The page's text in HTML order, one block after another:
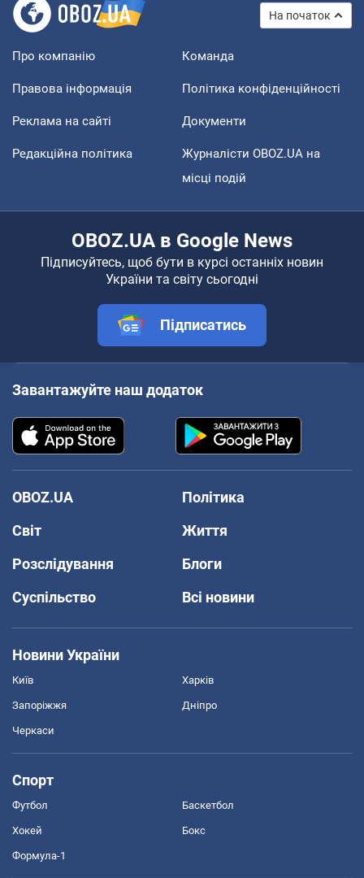
На початок
Про компанію Команда
Правова інформація Політика конфіденційності
Реклама на сайті Документи
Редакційна політика
Журналісти OBOZ.UA на
місці подій
OBOZ.UA в Google News
Підписуйтесь, щоб бути в курсі останніх новин
України та світу сьогодні
Підписатись
Завантажуйте наш додаток
OBOZ.UA
Політика
Світ
Життя
Розслідування
Блоги
Суспільство
Всі новини
Новини України
Київ Харків
Запоріжжя Дніпро
Черкаси
Спорт
Футбол Баскетбол
Хокей Бокс
Формула-1